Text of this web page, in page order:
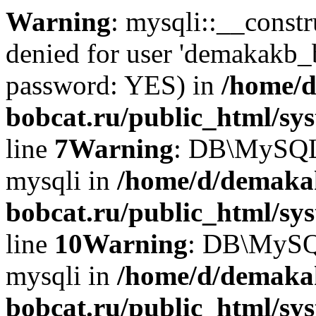
Warning:
denied for user
password: YES) in /home/
bobcat.ru/public_html/
line 7Warning:
mysqli in /home/d/
bobcat.ru/public_html/
line 10Warning:
mysqli in /home/d/
bobcat.ru/public_html/